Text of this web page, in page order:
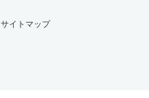
サイトマップ